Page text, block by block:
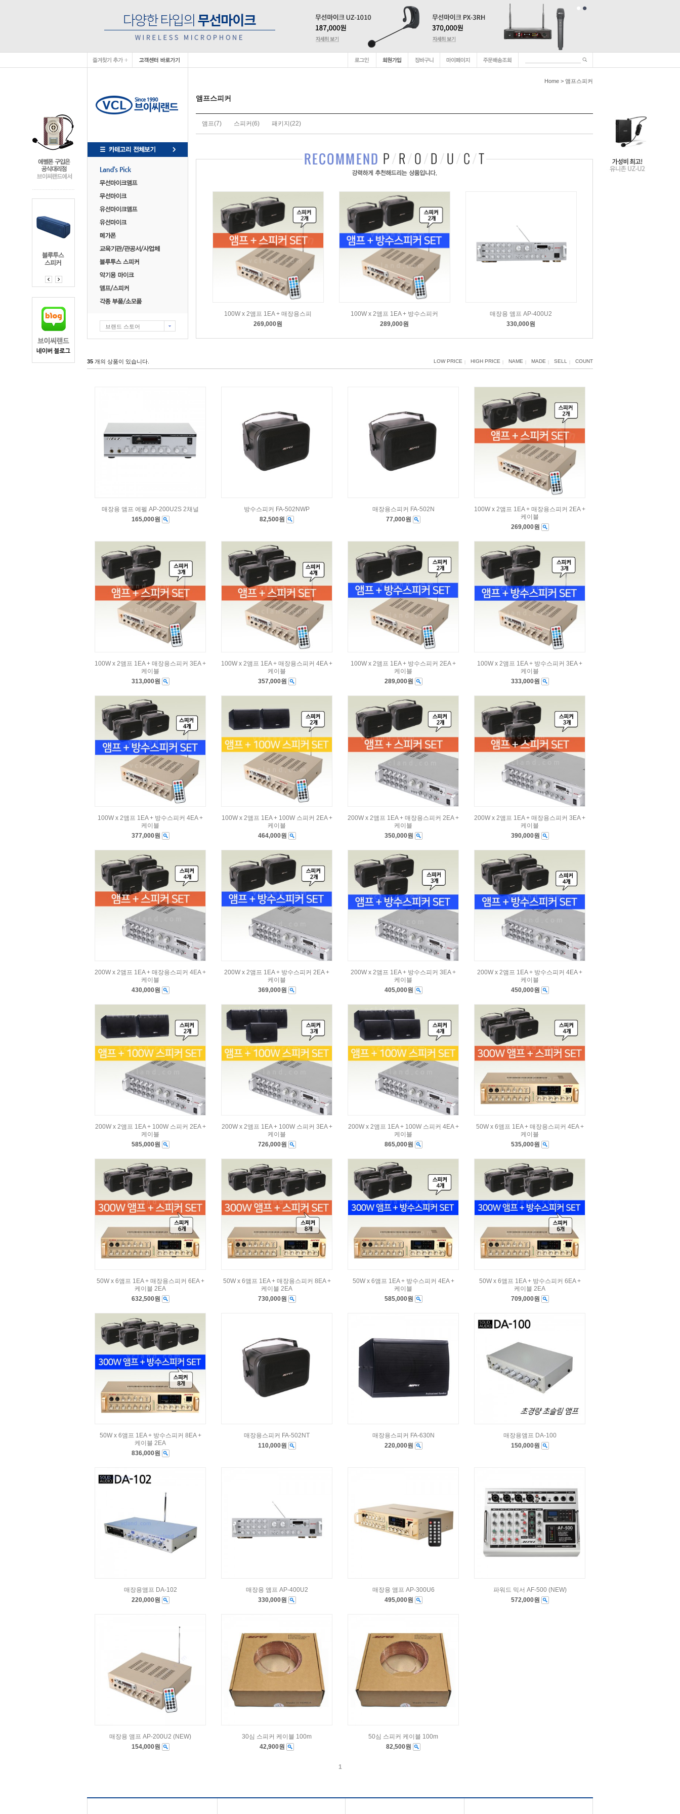
브랜드 스토어
Home > 앰프스피커
앰프스피커
앰프(7) 스피커 (6) 패키지 (22)
100W x 2앰프 1EA + 매장용스피
269,000원
100W x 2앰프 1EA + 방수스피커
289,000원
매장용 앰프 AP-400U2
330,000원
35 개의 상품이 있습니다. LOW PRICE HIGH PRICE NAME MADE SELL COUNT
매장용 앰프 에펠 AP-200U2S 2채널
165,000원
방수스피커 FA-502NWP
82,500원
매장용스피커 FA-502N
77,000원
100W x 2앰프 1EA + 매장용스피커 2EA +
케이블
269,000원
100W x 2앰프 1EA + 매장용스피커 3EA +
케이블
313,000원
100W x 2앰프 1EA + 매장용스피커 4EA +
케이블
357,000원
100W x 2앰프 1EA + 방수스피커 2EA +
케이블
289,000원
100W x 2앰프 1EA + 방수스피커 3EA +
케이블
333,000원
100W x 2앰프 1EA + 방수스피커 4EA +
케이블
377,000원
100W x 2앰프 1EA + 100W 스피커 2EA +
케이블
464,000원
200W x 2앰프 1EA + 매장용스피커 2EA +
케이블
350,000원
200W x 2앰프 1EA + 매장용스피커 3EA +
케이블
390,000원
200W x 2앰프 1EA + 매장용스피커 4EA +
케이블
430,000원
200W x 2앰프 1EA + 방수스피커 2EA +
케이블
369,000원
200W x 2앰프 1EA + 방수스피커 3EA +
케이블
405,000원
200W x 2앰프 1EA + 방수스피커 4EA +
케이블
450,000원
200W x 2앰프 1EA + 100W 스피커 2EA +
케이블
585,000원
200W x 2앰프 1EA + 100W 스피커 3EA +
케이블
726,000원
200W x 2앰프 1EA + 100W 스피커 4EA +
케이블
865,000원
50W x 6앰프 1EA + 매장용스피커 4EA +
케이블
535,000원
50W x 6앰프 1EA + 매장용스피커 6EA +
케이블 2EA
632,500원
50W x 6앰프 1EA + 매장용스피커 8EA +
케이블 2EA
730,000원
50W x 6앰프 1EA + 방수스피커 4EA +
케이블
585,000원
50W x 6앰프 1EA + 방수스피커 6EA +
케이블 2EA
709,000원
50W x 6앰프 1EA + 방수스피커 8EA +
케이블 2EA
836,000원
매장용스피커 FA-502NT
110,000원
매장용스피커 FA-630N
220,000원
매장용앰프 DA-100
150,000원
매장용앰프 DA-102
220,000원
매장용 앰프 AP-400U2
330,000원
매장용 앰프 AP-300U6
495,000원
파워드 믹서 AF-500 (NEW)
572,000원
매장용 앰프 AP-200U2 (NEW)
154,000원
30심 스피커 케이블 100m
42,900원
50심 스피커 케이블 100m
82,500원
1